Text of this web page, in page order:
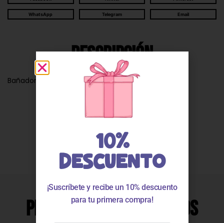
WhatsApp Telegram Email
Descripción
Bañador niño Wave verde 831237
Valoraciones
Productos Relacionados
10%
DESCUENTO
¡Suscríbete y recibe un 10% descuento
para tu primera compra!